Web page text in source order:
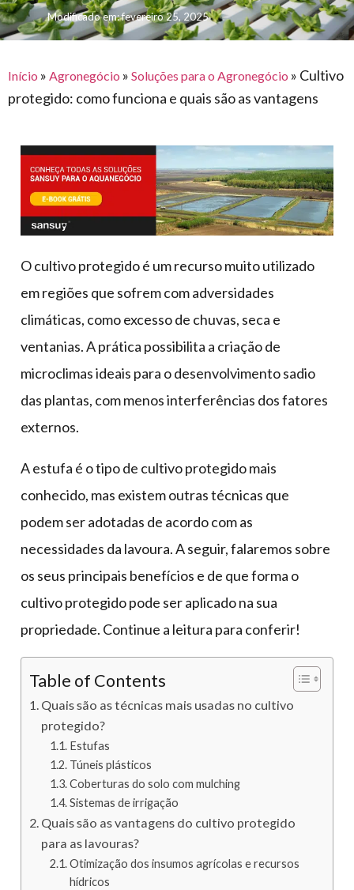
premiações
para
o
feira
offshore
civil
piscinas
automotivo
móveis,
calçados,
epi's
lonas
multiúso
e logística
armazenagem
lonas
vida
caminhoneiro
Modificado em: fevereiro 25, 2025
Início » Agronegócio » Soluções para o Agronegócio » Cultivo
protegido: como funciona e quais são as vantagens
O cultivo protegido é um recurso muito utilizado
em regiões que sofrem com adversidades
climáticas, como excesso de chuvas, seca e
ventanias. A prática possibilita a criação de
microclimas ideais para o desenvolvimento sadio
das plantas, com menos interferências dos fatores
externos.
A estufa é o tipo de cultivo protegido mais
conhecido, mas existem outras técnicas que
podem ser adotadas de acordo com as
necessidades da lavoura. A seguir, falaremos sobre
os seus principais benefícios e de que forma o
cultivo protegido pode ser aplicado na sua
propriedade. Continue a leitura para conferir!
Table of Contents
Quais são as técnicas mais usadas no cultivo
protegido?
Estufas
Túneis plásticos
Coberturas do solo com mulching
Sistemas de irrigação
Quais são as vantagens do cultivo protegido
para as lavouras?
Otimização dos insumos agrícolas e recursos
hídricos